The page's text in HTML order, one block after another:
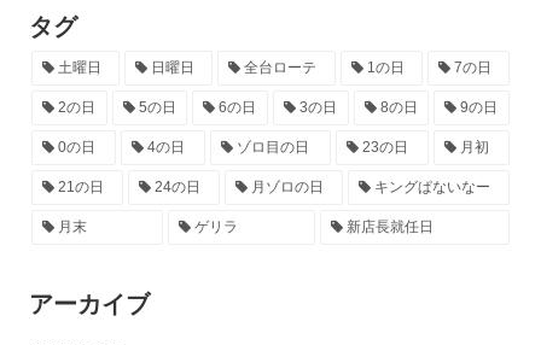
タグ
土曜日 日曜日 全台ローテ 1の日 7の日
2の日 5の日 6の日 3の日 8の日 9の日
0の日 4の日 ゾロ目の日 23の日 月初
21の日 24の日 月ゾロの日 キングぱないなー
月末 ゲリラ 新店長就任日
アーカイブ